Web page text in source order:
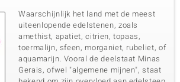
Waarschijnlijk het land met de meest
uiteenlopende edelstenen, zoals
amethist, apatiet, citrien, topaas,
toermalijn, sfeen, morganiet, rubeliet, of
aquamarijn. Vooral de deelstaat Minas
Gerais, ofwel "algemene mijnen", staat